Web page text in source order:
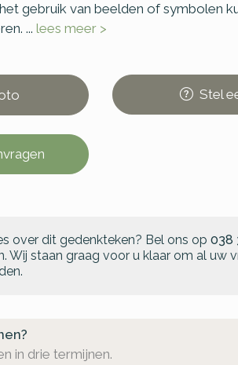
gebruik van beelden of symbolen
... lees meer >
Stel
over dit gedenkteken? Bel ons op 038
Wij staan graag voor u klaar om al uw
in drie termijnen.